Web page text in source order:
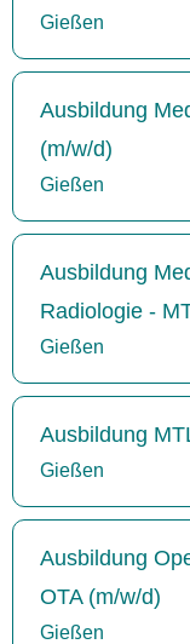
Gießen
Ausbildung
(m/w/d)
Gießen
Ausbildung
Radiologie -
Gießen
Ausbildung
Gießen
Ausbildung
OTA (m/w/d)
Gießen